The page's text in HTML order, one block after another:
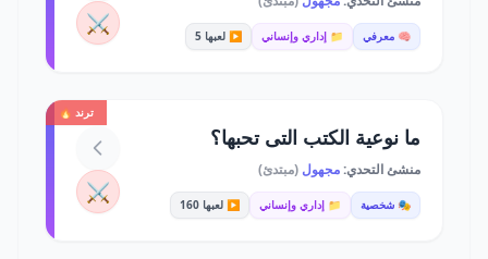
🧠 معرفي 📁 إداري وإنساني ▶️ لعبها 5 ⚔️
ترند 🔥
ما نوعية الكتب التى تحبها؟
منشئ التحدي:مجهول (مبتدئ)
🎭 شخصية 📁 إداري وإنساني ▶️ لعبها 160 ⚔️